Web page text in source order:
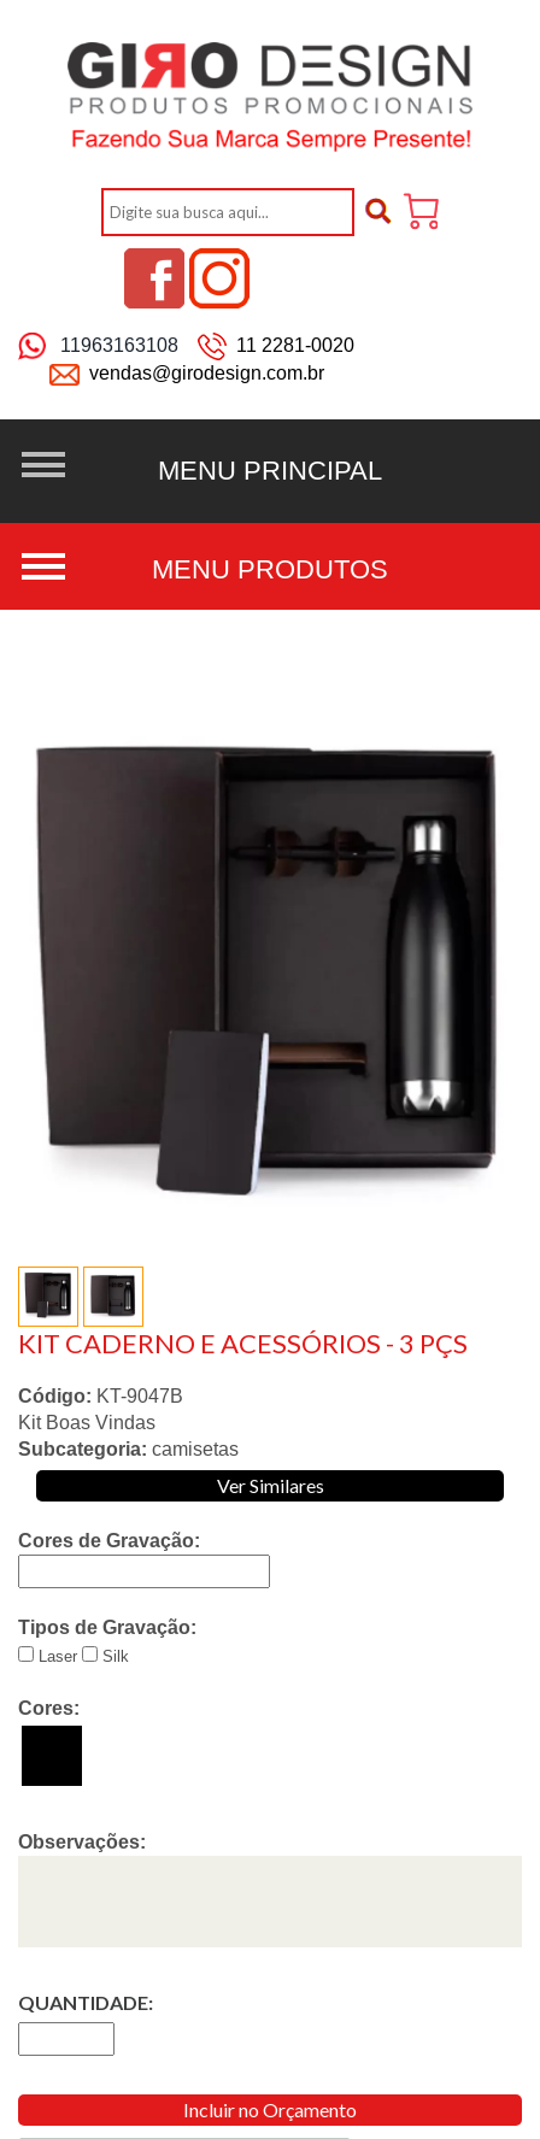
11963163108
11 2281-0020
vendas@girodesign.com.br
KIT CADERNO E ACESSÓRIOS - 3 PÇS
Código: KT-9047B
Kit Boas Vindas
Subcategoria: camisetas
Ver Similares
Cores de Gravação:
Tipos de Gravação:
Laser Silk
Cores:
Observações:
QUANTIDADE:
Incluir no Orçamento